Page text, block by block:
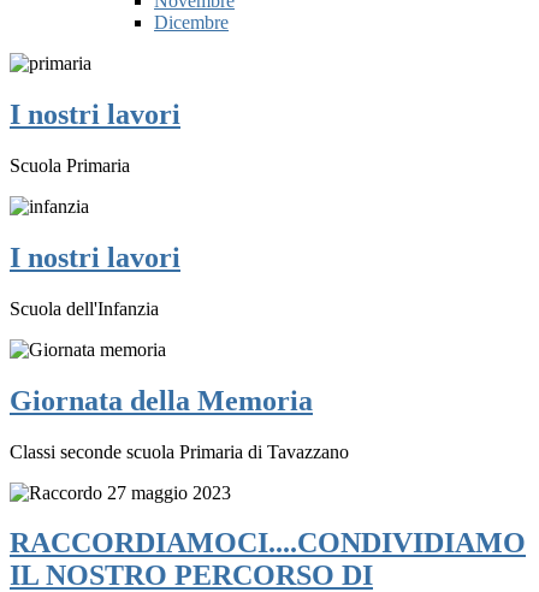
Dicembre
I nostri lavori
Scuola Primaria
I nostri lavori
Scuola dell'Infanzia
Giornata della Memoria
Classi seconde scuola Primaria di Tavazzano
RACCORDIAMOCI....CONDIVIDIAMO
IL NOSTRO PERCORSO DI